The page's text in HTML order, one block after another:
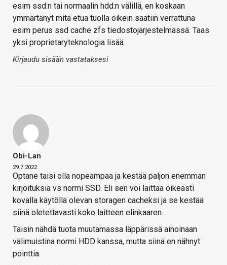
esim ssd:n tai normaalin hdd:n välillä, en koskaan
ymmärtänyt mitä etua tuolla oikein saatiin verrattuna
esim perus ssd cache zfs tiedostojärjestelmässä. Taas
yksi proprietaryteknologia lisää.
Kirjaudu sisään vastataksesi
Obi-Lan
29.7.2022
Optane taisi olla nopeampaa ja kestää paljon enemmän
kirjoituksia vs normi SSD. Eli sen voi laittaa oikeasti
kovalla käytöllä olevan storagen cacheksi ja se kestää
siinä oletettavasti koko laitteen elinkaaren.
Taisin nähdä tuota muutamassa läppärissä ainoinaan
välimuistina normi HDD kanssa, mutta siinä en nähnyt
pointtia.